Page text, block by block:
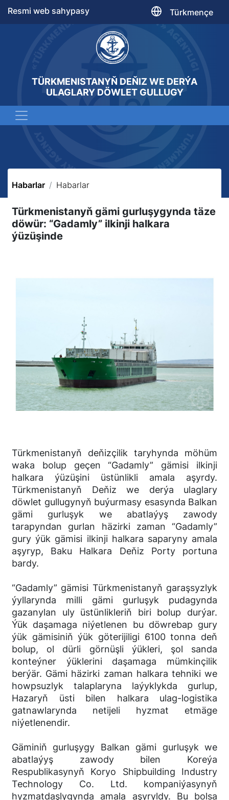
Resmi web sahypasy Türkmençe
TÜRKMENISTANYŇ DEŇIZ WE DERÝA
ULAGLARY DÖWLET GULLUGY
Habarlar Habarlar
Türkmenistanyň gämi gurluşygynda täze
döwür: “Gadamly” ilkinji halkara
ýüzüşinde
Türkmenistanyň deňizçilik taryhynda möhüm
waka bolup geçen “Gadamly” gämisi ilkinji
halkara ýüzüşini üstünlikli amala aşyrdy.
Türkmenistanyň Deňiz we derýa ulaglary
döwlet gullugynyň buýurmasy esasynda Balkan
gämi gurluşyk we abatlaýyş zawody
tarapyndan gurlan häzirki zaman “Gadamly”
gury ýük gämisi ilkinji halkara saparyny amala
aşyryp, Baku Halkara Deňiz Porty portuna
bardy.
“Gadamly” gämisi Türkmenistanyň garaşsyzlyk
ýyllarynda milli gämi gurluşyk pudagynda
gazanylan uly üstünlikleriň biri bolup durýar.
Ýük daşamaga niýetlenen bu döwrebap gury
ýük gämisiniň ýük göterijiligi 6100 tonna deň
bolup, ol dürli görnüşli ýükleri, şol sanda
konteýner ýüklerini daşamaga mümkinçilik
berýär. Gämi häzirki zaman halkara tehniki we
howpsuzlyk talaplaryna laýyklykda gurlup,
Hazaryň üsti bilen halkara ulag-logistika
gatnawlarynda netijeli hyzmat etmäge
niýetlenendir.
Gäminiň gurluşygy Balkan gämi gurluşyk we
abatlaýyş zawody bilen Koreýa
Respublikasynyň Koryo Shipbuilding Industry
Technology Co. Ltd. kompaniýasynyň
hyzmatdaşlygynda amala aşyryldy. Bu bolsa